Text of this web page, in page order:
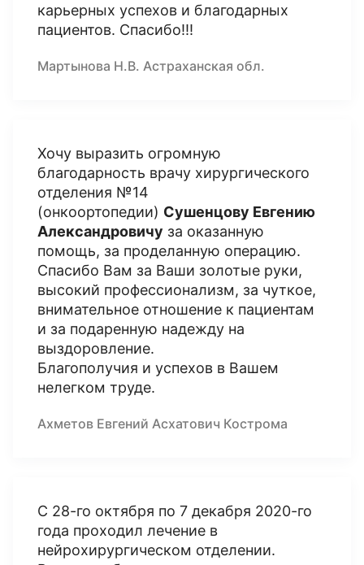
карьерных успехов и благодарных
пациентов. Спасибо!!!
Мартынова Н.В. Астраханская обл.
Хочу выразить огромную
благодарность врачу хирургического
отделения №14
(онкоортопедии) Сушенцову Евгению
Александровичу за оказанную
помощь, за проделанную операцию.
Спасибо Вам за Ваши золотые руки,
высокий профессионализм, за чуткое,
внимательное отношение к пациентам
и за подаренную надежду на
выздоровление.
Благополучия и успехов в Вашем
нелегком труде.
Ахметов Евгений Асхатович Кострома
С 28-го октября по 7 декабря 2020-го
года проходил лечение в
нейрохирургическом отделении.